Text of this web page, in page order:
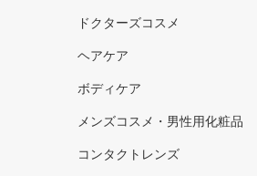
ドクターズコスメ
ヘアケア
ボディケア
メンズコスメ・男性用化粧品
コンタクトレンズ